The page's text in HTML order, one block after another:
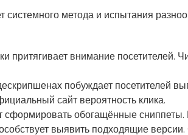
метода и испытания
притягивает внимание посетителей.
побуждает посетителей
сайт вероятность клика.
обогащённые сниппеты.
выявить подходящие